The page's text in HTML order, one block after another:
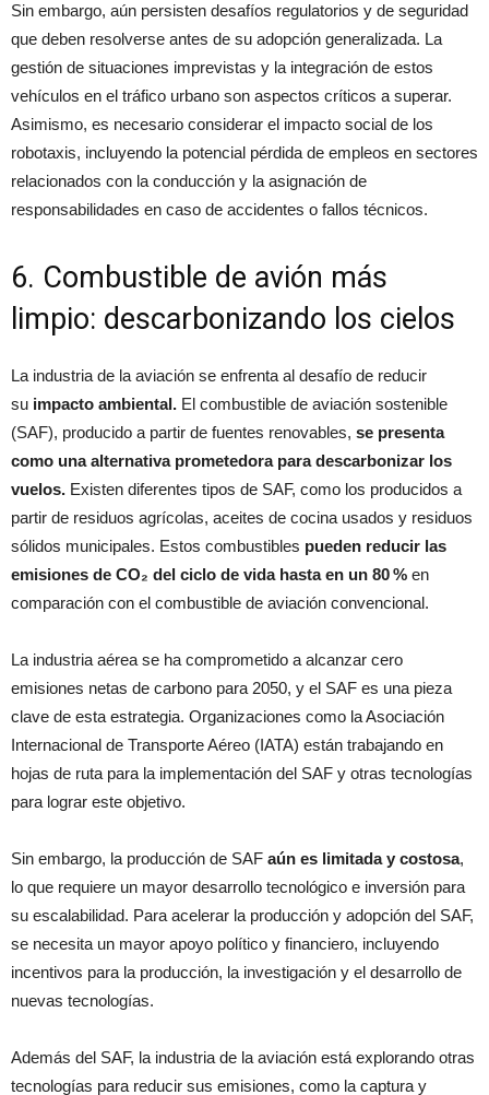
Sin embargo, aún persisten desafíos regulatorios y de seguridad
que deben resolverse antes de su adopción generalizada. La
gestión de situaciones imprevistas y la integración de estos
vehículos en el tráfico urbano son aspectos críticos a superar.
Asimismo, es necesario considerar el impacto social de los
robotaxis, incluyendo la potencial pérdida de empleos en sectores
relacionados con la conducción y la asignación de
responsabilidades en caso de accidentes o fallos técnicos.
6. Combustible de avión más
limpio: descarbonizando los cielos
La industria de la aviación se enfrenta al desafío de reducir
su impacto ambiental. El combustible de aviación sostenible
(SAF), producido a partir de fuentes renovables, se presenta
como una alternativa prometedora para descarbonizar los
vuelos. Existen diferentes tipos de SAF, como los producidos a
partir de residuos agrícolas, aceites de cocina usados y residuos
sólidos municipales. Estos combustibles pueden reducir las
emisiones de CO₂ del ciclo de vida hasta en un 80 % en
comparación con el combustible de aviación convencional.
La industria aérea se ha comprometido a alcanzar cero
emisiones netas de carbono para 2050, y el SAF es una pieza
clave de esta estrategia. Organizaciones como la Asociación
Internacional de Transporte Aéreo (IATA) están trabajando en
hojas de ruta para la implementación del SAF y otras tecnologías
para lograr este objetivo.
Sin embargo, la producción de SAF aún es limitada y costosa,
lo que requiere un mayor desarrollo tecnológico e inversión para
su escalabilidad. Para acelerar la producción y adopción del SAF,
se necesita un mayor apoyo político y financiero, incluyendo
incentivos para la producción, la investigación y el desarrollo de
nuevas tecnologías.
Además del SAF, la industria de la aviación está explorando otras
tecnologías para reducir sus emisiones, como la captura y